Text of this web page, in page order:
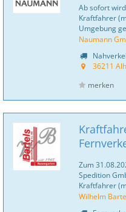
Ab sofort
Kraftfahrer
Umgebung
Naumann
36211
merken
Zum
Spedition
Kraftfahrer
Wilhelm